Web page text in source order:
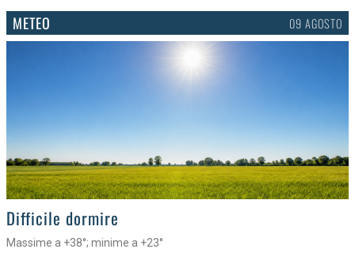
METEO 09 AGOSTO
>
Difficile dormire
Massime a +38°; minime a +23°